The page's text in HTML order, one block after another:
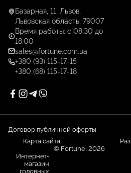
Базарная, 11, Львов,
Львовская область, 79007
Время работы: с 08:30 до
18:00
sales@fortune.com.ua
+380 (93) 115-17-15
+380 (68) 115-17-18
Договор публичной оферты
Карта сайта
© Fortune, 2026
Интернет-
магазин
головных